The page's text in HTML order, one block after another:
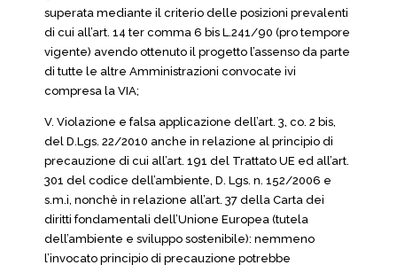
superata mediante il criterio delle posizioni prevalenti
di cui all’art. 14 ter comma 6 bis L.241/90 (pro tempore
vigente) avendo ottenuto il progetto l’assenso da parte
di tutte le altre Amministrazioni convocate ivi
compresa la VIA;
V. Violazione e falsa applicazione dell’art. 3, co. 2 bis,
del D.Lgs. 22/2010 anche in relazione al principio di
precauzione di cui all’art. 191 del Trattato UE ed all’art.
301 del codice dell’ambiente, D. Lgs. n. 152/2006 e
s.m.i, nonchè in relazione all’art. 37 della Carta dei
diritti fondamentali dell’Unione Europea (tutela
dell’ambiente e sviluppo sostenibile): nemmeno
l’invocato principio di precauzione potrebbe